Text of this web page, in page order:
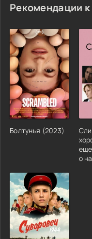
Рекомендации
Болтунья (2023)
о